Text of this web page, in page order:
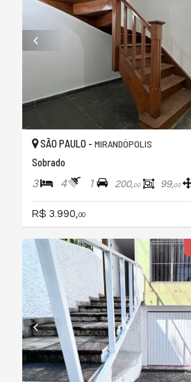
SÃO PAULO - MIRANDÓPOLIS
Sobrado
3 4 1 200,00 99,00
R$ 3.990, 00